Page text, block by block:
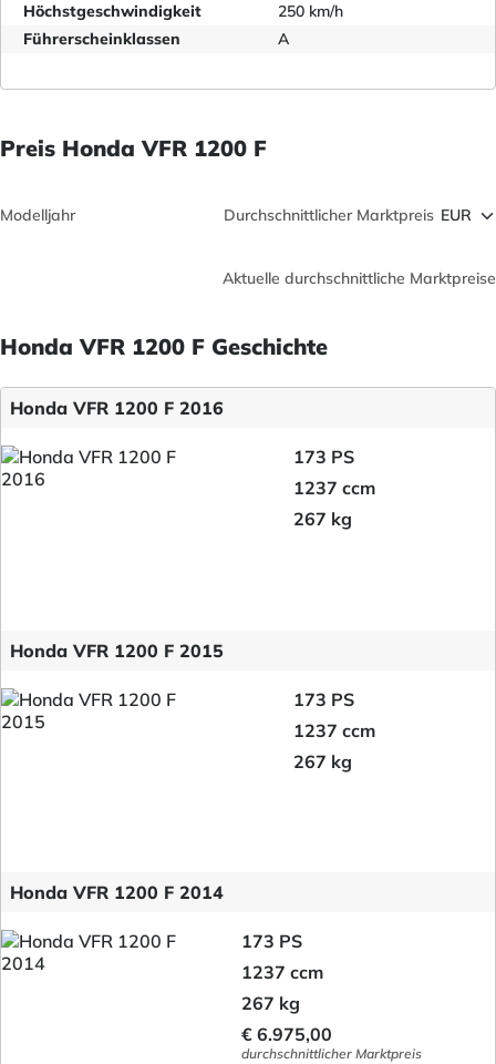
Höchstgeschwindigkeit
250 km/h
Führerscheinklassen
A
Preis Honda VFR 1200 F
Modelljahr Durchschnittlicher Marktpreis
Aktuelle durchschnittliche Marktpreise
Honda VFR 1200 F Geschichte
Honda VFR 1200 F 2016
173 PS
1237 ccm
267 kg
Honda VFR 1200 F 2015
173 PS
1237 ccm
267 kg
Honda VFR 1200 F 2014
173 PS
1237 ccm
267 kg
€ 6.975,00
durchschnittlicher Marktpreis